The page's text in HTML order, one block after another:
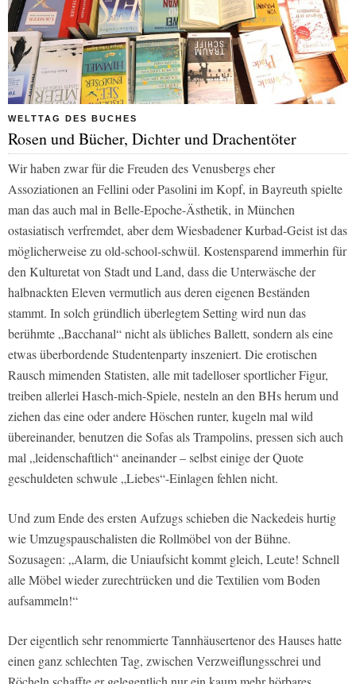
WELTTAG DES BUCHES
Rosen und Bücher, Dichter und Drachentöter
Wir haben zwar für die Freuden des Venusbergs eher
Assoziationen an Fellini oder Pasolini im Kopf, in Bayreuth spielte
man das auch mal in Belle-Epoche-Ästhetik, in München
ostasiatisch verfremdet, aber dem Wiesbadener Kurbad-Geist ist das
möglicherweise zu old-school-schwül. Kostensparend immerhin für
den Kulturetat von Stadt und Land, dass die Unterwäsche der
halbnackten Eleven vermutlich aus deren eigenen Beständen
stammt. In solch gründlich überlegtem Setting wird nun das
berühmte „Bacchanal“ nicht als übliches Ballett, sondern als eine
etwas überbordende Studentenparty inszeniert. Die erotischen
Rausch mimenden Statisten, alle mit tadelloser sportlicher Figur,
treiben allerlei Hasch-mich-Spiele, nesteln an den BHs herum und
ziehen das eine oder andere Höschen runter, kugeln mal wild
übereinander, benutzen die Sofas als Trampolins, pressen sich auch
mal „leidenschaftlich“ aneinander – selbst einige der Quote
geschuldeten schwule „Liebes“-Einlagen fehlen nicht.
Und zum Ende des ersten Aufzugs schieben die Nackedeis hurtig
wie Umzugspauschalisten die Rollmöbel von der Bühne.
Sozusagen: „Alarm, die Uniaufsicht kommt gleich, Leute! Schnell
alle Möbel wieder zurechtrücken und die Textilien vom Boden
aufsammeln!“
Der eigentlich sehr renommierte Tannhäusertenor des Hauses hatte
einen ganz schlechten Tag, zwischen Verzweiflungsschrei und